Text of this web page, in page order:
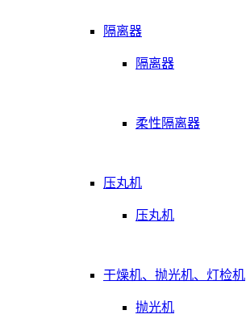
隔离器
隔离器
柔性隔离器
压丸机
压丸机
干燥机、抛光机、灯检机
抛光机